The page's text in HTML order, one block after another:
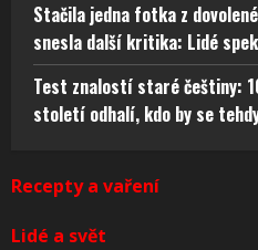
Stačila jedna fotka z
snesla další kritika: Lidé
Test znalostí staré češtiny:
století odhalí, kdo by se
Recepty a vaření
Lidé a svět